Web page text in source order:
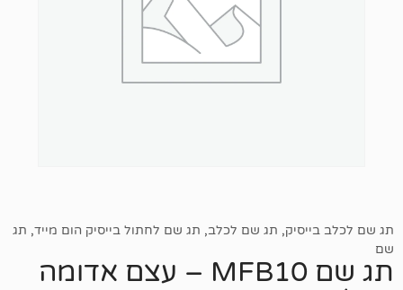
, תג שם לכלב,תג שם לחתול בייסיק הום מייד,תג
תג שם MFB10 – עצם אדומה